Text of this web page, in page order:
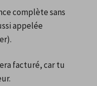
complète sans
appelée
facturé, car tu